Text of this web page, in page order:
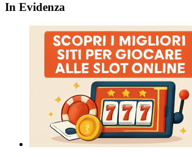
In Evidenza